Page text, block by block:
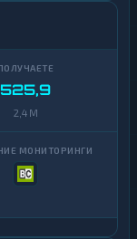
525,9
2,4 M